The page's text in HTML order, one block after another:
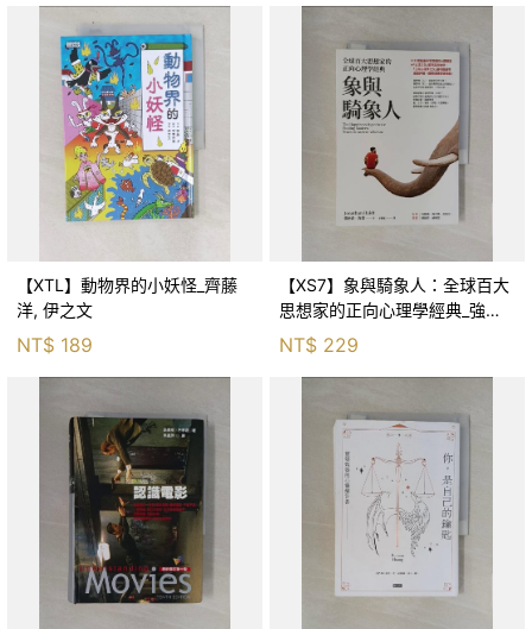
【XTL】動物界的小妖怪_齊藤
洋, 伊之文
NT$ 189
【XS7】象與騎象人：全球百大
思想家的正向心理學經典_強納
森．海德, 李靜瑤
NT$ 229